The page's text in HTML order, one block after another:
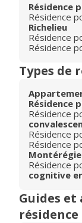
Résidence
Résidence
Richelieu
Résidence
Résidence
Types de
Résidence
Résidence
Résidence
Résidence
Montérégie
Résidence
cognitive
Guides et
résidence